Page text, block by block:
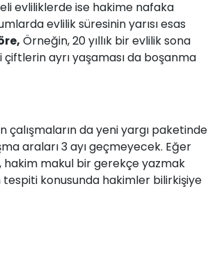
evliliklerde ise hakime nafaka
evlilik süresinin yarısı esas
Örneğin, 20 yıllık bir evlilik sona
çiftlerin ayrı yaşaması da boşanma
çalışmaların da yeni yargı paketinde
araları 3 ayı geçmeyecek. Eğer
hakim makul bir gerekçe yazmak
tespiti konusunda hakimler bilirkişiye